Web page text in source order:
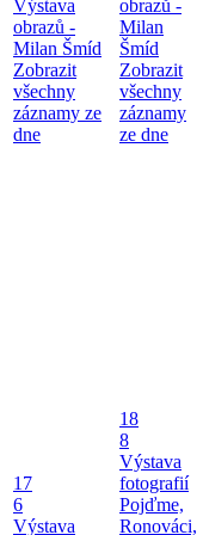
Výstava
obrazů -
Milan Šmíd
Zobrazit
všechny
záznamy ze
dne
obrazů -
Milan
Šmíd
Zobrazit
všechny
záznamy
ze dne
17
6
Výstava
18
8
Výstava
fotografií
Pojďme,
Ronováci,